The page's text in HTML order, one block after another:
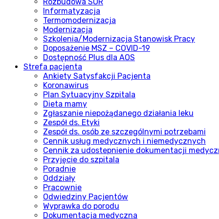
Informatyzacja
Termomodernizacja
Modernizacja
Szkolenia/Modernizacja Stanowisk Pracy
Doposażenie MSZ – COVID-19
Dostępność Plus dla AOS
Strefa pacjenta
Ankiety Satysfakcji Pacjenta
Koronawirus
Plan Sytuacyjny Szpitala
Dieta mamy
Zgłaszanie niepożądanego działania leku
Zespół ds. Etyki
Zespół ds. osób ze szczególnymi potrzebami
Cennik usług medycznych i niemedycznych
Cennik za udostepnienie dokumentacji
Przyjęcie do szpitala
Poradnie
Oddziały
Pracownie
Odwiedziny Pacjentów
Wyprawka do porodu
Dokumentacja medyczna